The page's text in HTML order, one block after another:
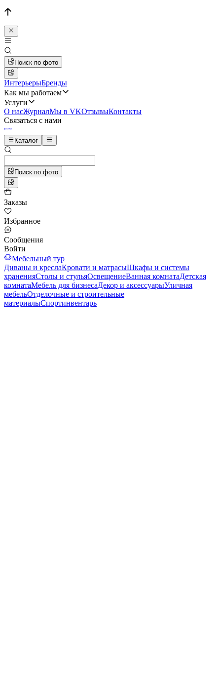
Поиск по фото
ИнтерьерыБренды
Как мы работаем
Услуги
О насЖурналМы в VKОтзывыКонтакты
Связаться с нами
Каталог
Поиск по фото
Заказы
Избранное
Сообщения
Войти
Мебельный тур
Диваны и креслаКровати и матрасыШкафы и системы
храненияСтолы и стульяОсвещениеВанная комнатаДетская
комнатаМебель для бизнесаДекор и аксессуарыУличная
мебельОтделочные и строительные
материалыСпортинвентарь